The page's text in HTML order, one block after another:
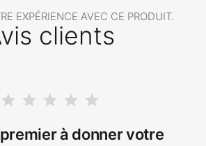
EXPÉRIENCE AVEC CE PRODUIT.
clients
à donner votre